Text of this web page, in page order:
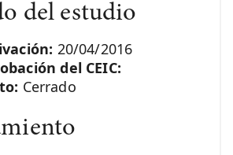
del estudio
20/04/2016
del CEIC:
Cerrado